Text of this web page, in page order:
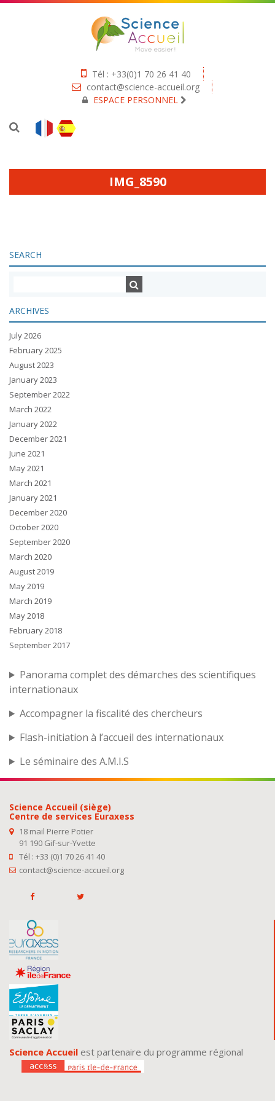
Tél : +33(0)1 70 26 41 40
contact@science-accueil.org
ESPACE PERSONNEL
IMG_8590
SEARCH
ARCHIVES
July 2026
February 2025
August 2023
January 2023
September 2022
March 2022
January 2022
December 2021
June 2021
May 2021
March 2021
January 2021
December 2020
October 2020
September 2020
March 2020
August 2019
May 2019
March 2019
May 2018
February 2018
September 2017
Panorama complet des démarches des scientifiques
internationaux
Accompagner la fiscalité des chercheurs
Flash-initiation à l’accueil des internationaux
Le séminaire des A.M.I.S
Science Accueil (siège)
Centre de services Euraxess
18 mail Pierre Potier
91 190 Gif-sur-Yvette
Tél : +33 (0)1 70 26 41 40
contact@science-accueil.org
Science Accueil est partenaire du programme régional